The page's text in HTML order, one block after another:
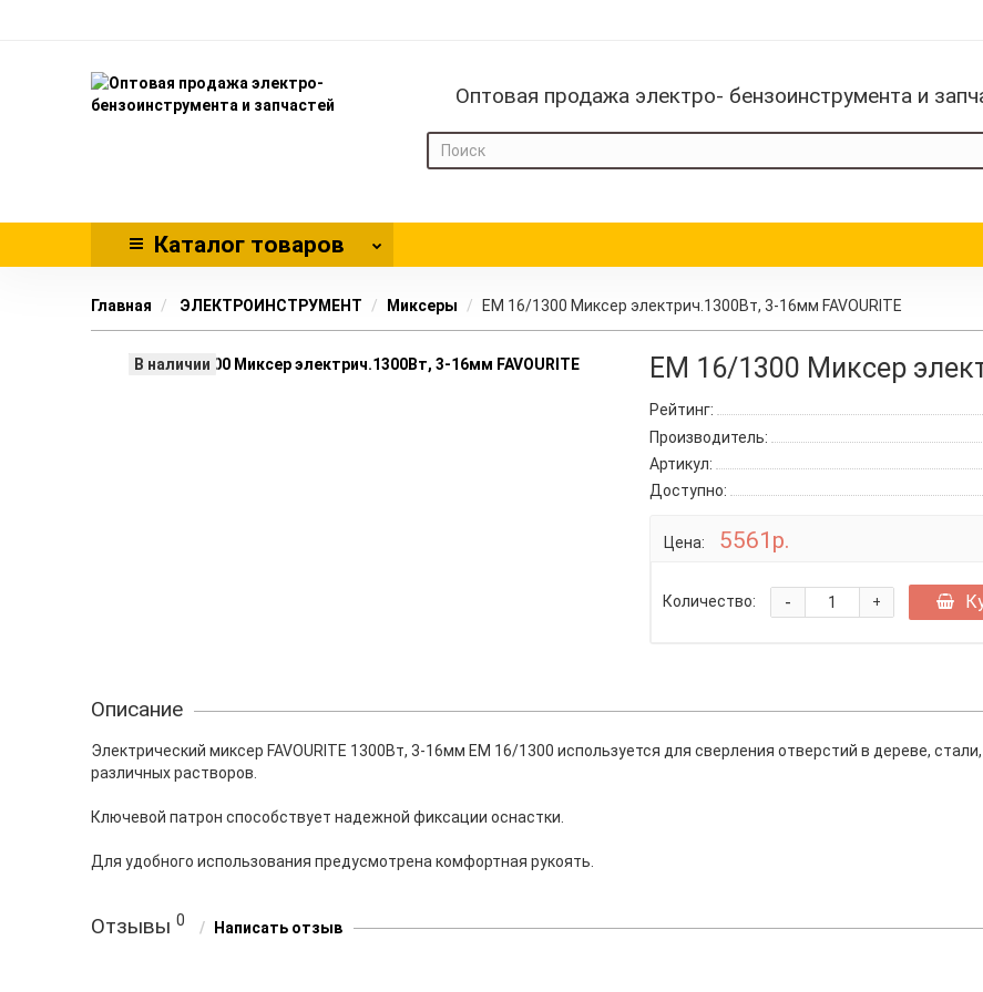
Оптовая продажа электро- бензоинструмента и
Каталогтоваров
Главная ЭЛЕКТРОИНСТРУМЕНТ Миксеры EM 16/1300 Миксер электрич.1300Вт, 3-16мм FAVOURITE
В наличии EM 16/1300 Миксер
Рейтинг:
Производитель:
Артикул:
Доступно:
Цена: 5561р.
Количество: +
-
Описание
Электрический миксер FAVOURITE 1300Вт, 3-16мм EM 16/1300 используется для сверления отверстий в дереве,
различных растворов.
Ключевой патрон способствует надежной фиксации оснастки.
Для удобного использования предусмотрена комфортная рукоять.
Отзывы0 Написать отзыв